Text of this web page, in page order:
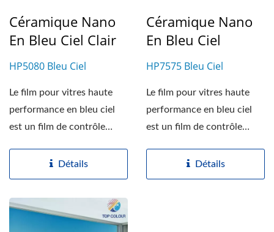
Céramique Nano
En Bleu Ciel Clair
HP5080 Bleu Ciel
Le film pour vitres haute
performance en bleu ciel
est un film de contrôle
Détails
Céramique Nano
En Bleu Ciel
HP7575 Bleu Ciel
Le film pour vitres haute
performance en bleu ciel
est un film de contrôle
Détails